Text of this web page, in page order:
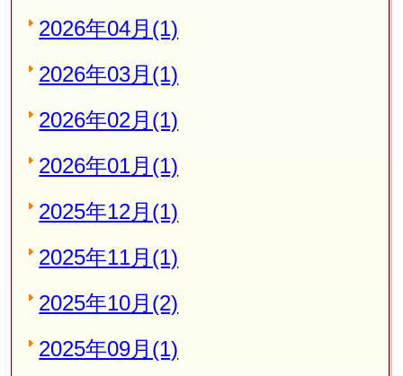
2026年04月(1)
2026年03月(1)
2026年02月(1)
2026年01月(1)
2025年12月(1)
2025年11月(1)
2025年10月(2)
2025年09月(1)